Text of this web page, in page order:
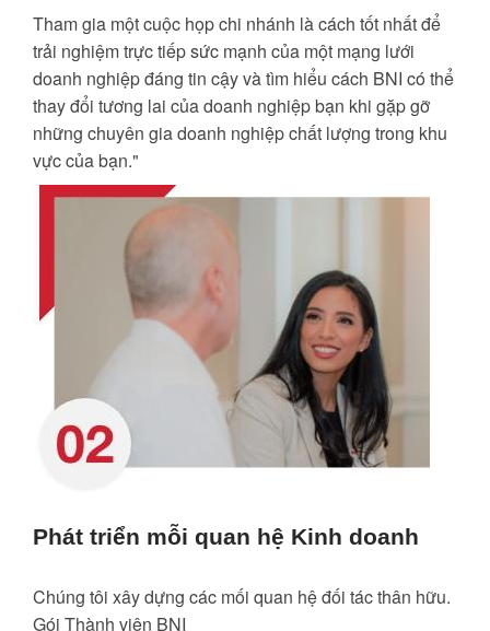
Tham gia một cuộc họp chi nhánh là cách tốt nhất để
trải nghiệm trực tiếp sức mạnh của một mạng lưới
doanh nghiệp đáng tin cậy và tìm hiểu cách BNI có thể
thay đổi tương lai của doanh nghiệp bạn khi gặp gỡ
những chuyên gia doanh nghiệp chất lượng trong khu
vực của bạn."
Phát triển mỗi quan hệ Kinh doanh
Chúng tôi xây dựng các mối quan hệ đối tác thân hữu.
Gói Thành viên BNI